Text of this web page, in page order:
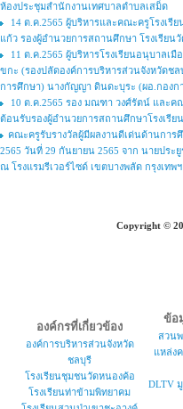
ห้องประชุมสำนักงานเทศบาลตำบลเสม็ด
14 ต.ค.2565 ผู้บริหารและคณะครูโรงเรี
แก้ว รองผู้อำนวยการสถานศึกษา โรงเรียนวั
11 ต.ค.2565 ผู้บริหารโรงเรียนอนุบาลเ
ขกะ (รองปลัดองค์การบริหารส่วนจังหวัดช
การศึกษา) นางกัญญา ดินดะบุระ (ผอ.กอง
10 ต.ค.2565 รอง มณฑา วงศ์รัตน์ และค
ต้อนรับรองผู้อำนวยการสถานศึกษาโรงเรีย
คณะครูรับรางวัลผู้มีผลงานดีเด่นด้านการ
2565 วันที่ 29 กันยายน 2565 จาก นายปร
ณ โรงแรมรีเวอร์ไซด์ เขตบางพลัด กรุงเทพฯ
Copyright ©
องค์กรที่เกี่ยวข้อง
องค์การบริหารส่วนจังหวัด
ชลบุรี
โรงเรียนชุมชนวัดหนองค้อ
โรงเรียนท่าข้ามพิทยาคม
ข้อ
สวนพ
แหล่ง
DLTV